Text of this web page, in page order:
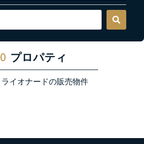
0 プロパティ
ライオナードの販売物件